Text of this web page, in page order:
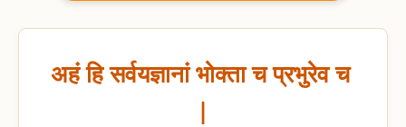
अहं हि सर्वयज्ञानां भोक्ता च प्रभुरेव च
|